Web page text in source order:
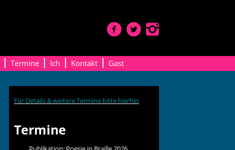
Termine Ich Kontakt
Gast
Für Details & weitere Termine bitte hierhin
Termine